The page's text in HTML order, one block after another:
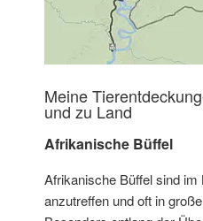
Meine
und zu Land
Afrikanische Büffel
Afrikanische Büffel sind
anzutreffen und oft in